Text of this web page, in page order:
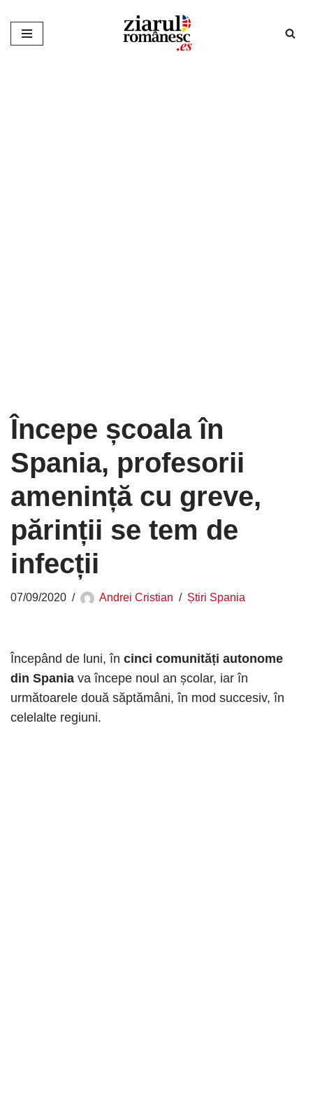
Sari
Începe școala în
Spania, profesorii
amenință cu greve,
părinții se tem de
infecții
07/09/2020 Andrei Cristian Știri Spania
Începând de luni, în cinci comunități autonome
din Spania va începe noul an școlar, iar în
următoarele două săptămâni, în mod succesiv, în
celelalte regiuni.